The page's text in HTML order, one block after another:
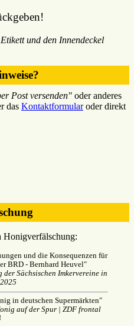
und den Innendeckel
Post versenden" oder anderes
das Kontaktformularoder direkt
und die Konsequenzen für
BRD - Bernhard Heuvel"
der Sächsischen Imkervereine in
in deutschen Supermärkten"
auf der Spur | ZDF frontal